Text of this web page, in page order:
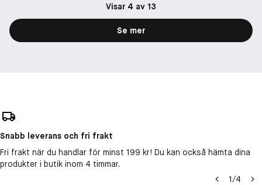
Visar 4 av 13
Se mer
Snabb leverans och fri frakt
Fri frakt när du handlar för minst 199 kr! Du kan också hämta dina
produkter i butik inom 4 timmar.
1/4